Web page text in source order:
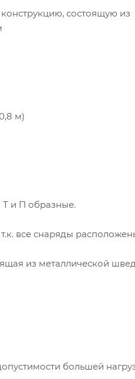
состоящую
м)
Т и П образные.
все снаряды
из металлической
большей